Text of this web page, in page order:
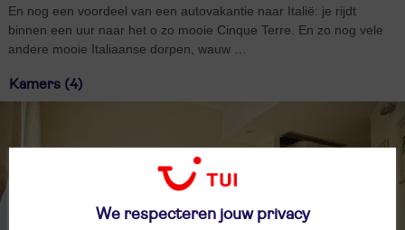
En nog een voordeel van een autovakantie naar Italië: je rijdt
binnen een uur naar het o zo mooie Cinque Terre. En zo nog vele
andere mooie Italiaanse dorpen, wauw …
Kamers (4)
We respecteren jouw privacy